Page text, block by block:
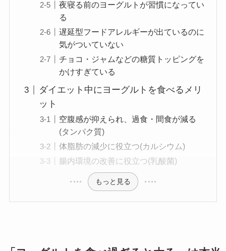
夜寝る前のヨーグルトが習慣になってい
る
遅延型フードアレルギーが出ているのに
気がついていない
チョコ・ジャムなどの糖質トッピングを
かけすぎている
ダイエット中にヨーグルトを食べるメリ
ット
空腹感が抑えられ、過食・間食が減る
(タンパク質)
体脂肪の減少に役立つ(カルシウム)
腸内環境の改善に役立つ(乳酸菌)
もっと見る